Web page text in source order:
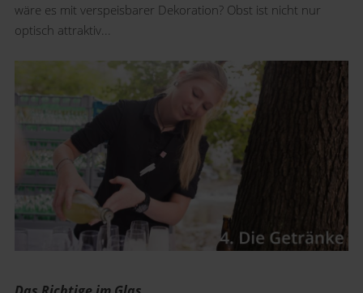
wäre es mit verspeisbarer Dekoration? Obst ist nicht nur
optisch attraktiv...